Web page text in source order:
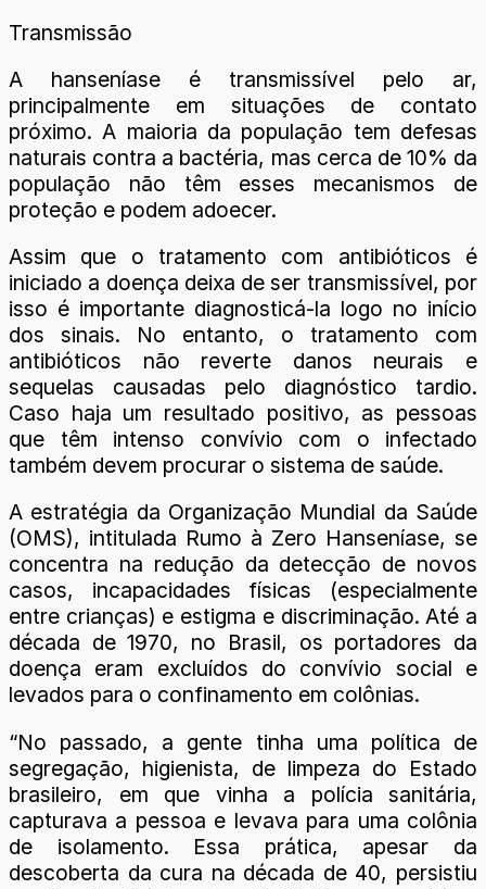
Transmissão
A hanseníase é transmissível pelo ar,
principalmente em situações de contato
próximo. A maioria da população tem defesas
naturais contra a bactéria, mas cerca de 10% da
população não têm esses mecanismos de
proteção e podem adoecer.
Assim que o tratamento com antibióticos é
iniciado a doença deixa de ser transmissível, por
isso é importante diagnosticá-la logo no início
dos sinais. No entanto, o tratamento com
antibióticos não reverte danos neurais e
sequelas causadas pelo diagnóstico tardio.
Caso haja um resultado positivo, as pessoas
que têm intenso convívio com o infectado
também devem procurar o sistema de saúde.
A estratégia da Organização Mundial da Saúde
(OMS), intitulada Rumo à Zero Hanseníase, se
concentra na redução da detecção de novos
casos, incapacidades físicas (especialmente
entre crianças) e estigma e discriminação. Até a
década de 1970, no Brasil, os portadores da
doença eram excluídos do convívio social e
levados para o confinamento em colônias.
“No passado, a gente tinha uma política de
segregação, higienista, de limpeza do Estado
brasileiro, em que vinha a polícia sanitária,
capturava a pessoa e levava para uma colônia
de isolamento. Essa prática, apesar da
descoberta da cura na década de 40, persistiu